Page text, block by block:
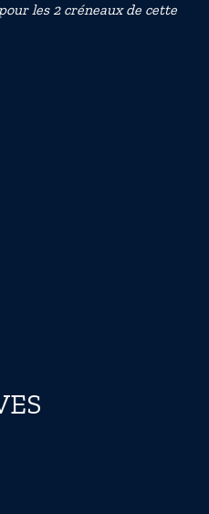
les 2 créneaux de cette